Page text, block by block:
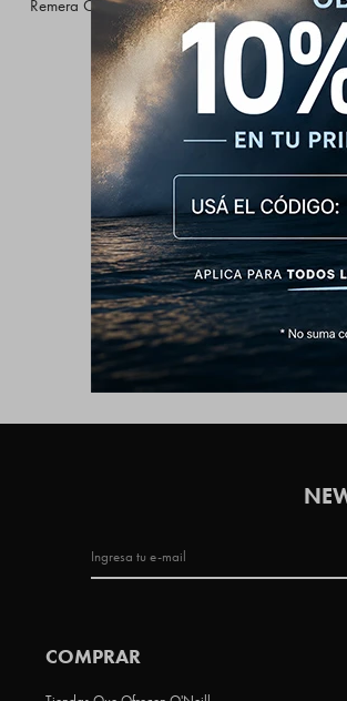
Remera O'Neill Front Print Negro - Naranja
$990 $ 1.190
COMPRAR